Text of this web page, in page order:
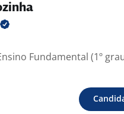
Fundamental (1º